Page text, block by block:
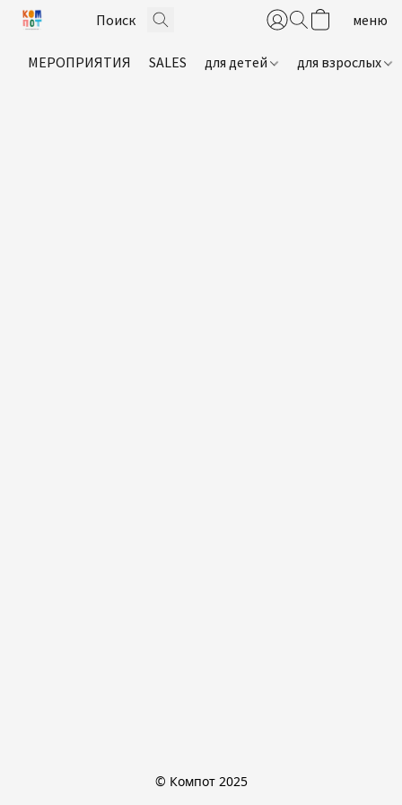
МЕРОПРИЯТИЯ SALES для детей для взрослых
© Компот 2025